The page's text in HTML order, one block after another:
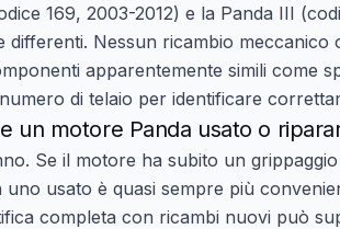
169, 2003-2012) e la Panda III
differenti. Nessun ricambio
apparentemente simili come
di telaio per identificare
un motore Panda usato o
Se il motore ha subito un
usato è quasi sempre più
completa con ricambi nuovi può